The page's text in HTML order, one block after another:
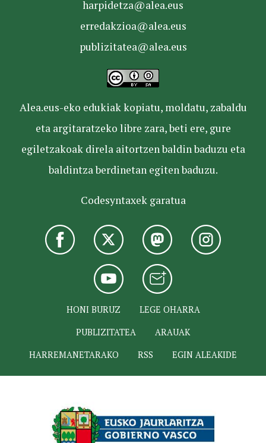
harpidetza@alea.eus
erredakzioa@alea.eus
publizitatea@alea.eus
Alea.eus-eko edukiak kopiatu, moldatu, zabaldu
eta argitaratzeko libre zara, beti ere, gure
egiletzakoak direla aitortzen baldin baduzu eta
baldintza berdinetan egiten baduzu.
Codesyntaxek garatua
HONI BURUZ
LEGE OHARRA
PUBLIZITATEA
ARAUAK
HARREMANETARAKO
RSS EGIN ALEAKIDE